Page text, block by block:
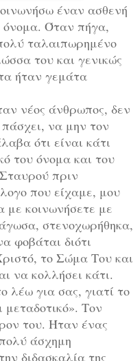
έναν ασθενή
όνομα. Όταν πήγα,
ταλαιπωρημένο
του και γενικώς
ήταν γεμάτα
νέος άνθρωπος, δεν
να μην τον
ότι είναι κάτι
του όνομα και του
πριν
που είχαμε, μου
με κοινωνήσετε με
στενοχωρήθηκα,
φοβάται διότι
το Σώμα Του και
να κολλήσει κάτι.
για σας, γιατί το
Τον
του. Ήταν ένας
άσχημη
διδασκαλία της